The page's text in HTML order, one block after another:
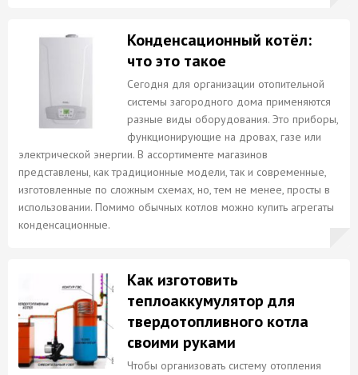
Конденсационный котёл:
что это такое
Сегодня для организации отопительной
системы загородного дома применяются
разные виды оборудования. Это приборы,
функционирующие на дровах, газе или
электрической энергии. В ассортименте магазинов
представлены, как традиционные модели, так и современные,
изготовленные по сложным схемах, но, тем не менее, просты в
использовании. Помимо обычных котлов можно купить агрегаты
конденсационные.
Как изготовить
теплоаккумулятор для
твердотопливного котла
своими руками
Чтобы организовать систему отопления